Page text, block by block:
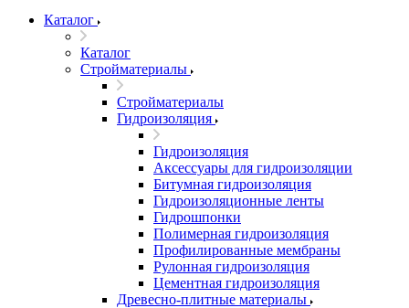
Каталог
Каталог
Стройматериалы
Стройматериалы
Гидроизоляция
Гидроизоляция
Аксессуары для гидроизоляции
Битумная гидроизоляция
Гидроизоляционные ленты
Гидрошпонки
Полимерная гидроизоляция
Профилированные мембраны
Рулонная гидроизоляция
Цементная гидроизоляция
Древесно-плитные материалы